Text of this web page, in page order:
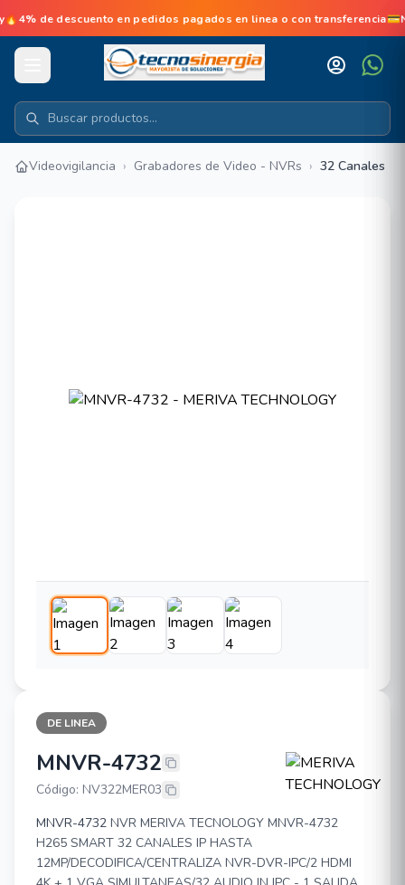
de descuento en pedidos pagados en linea o con
Videovigilancia › Grabadores de Video - NVRs › 32 Canales
DE LINEA
MERIVA TECHNOLOGY MNVR-
MNVR-4732
Código: NV322MER03
MNVR-4732 NVR MERIVA TECNOLOGY MNVR-4732
H265 SMART 32 CANALES IP HASTA
12MP/DECODIFICA/CENTRALIZA NVR-DVR-IPC/2 HDMI